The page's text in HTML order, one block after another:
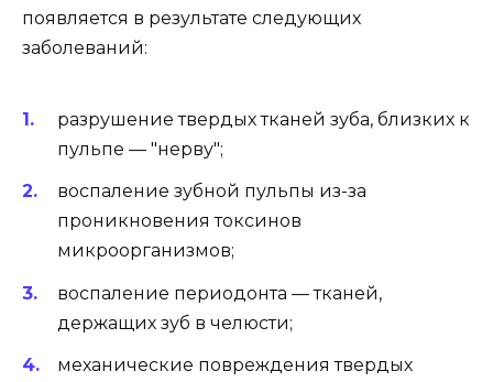
появляется в результате следующих
заболеваний:
разрушение твердых тканей зуба, близких к
пульпе — "нерву";
воспаление зубной пульпы из-за
проникновения токсинов
микроорганизмов;
воспаление периодонта — тканей,
держащих зуб в челюсти;
механические повреждения твердых